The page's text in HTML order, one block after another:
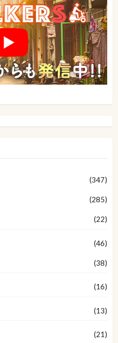
(347)
(285)
(22)
(46)
(38)
(16)
(13)
(21)